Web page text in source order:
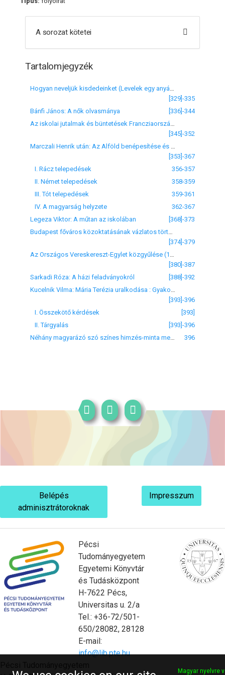
A sorozat kötetei
Tartalomjegyzék
[329]-335
Bánfi János: A nők olvasmánya
[336]-344
[345]-352
[353]-367
I. Rácz telepedések
356-357
II. Német telepedések
358-359
III. Tót telepedések
359-361
IV. A magyarság helyzete
362-367
Legeza Viktor: A műtan az iskolában
[368]-373
[374]-379
[380]-387
Sarkadi Róza: A házi feladványokról
[388]-392
[393]-396
I. Összekötő kérdések
[393]
II. Tárgyalás
[393]-396
396
Belépés
adminisztrátoroknak
Impresszum
Pécsi
Tudományegyetem
Egyetemi Könyvtár
és Tudásközpont
H-7622 Pécs,
Universitas u. 2/a
Tel.: +36-72/501-
650/28082, 28128
E-mail:
info@lib.pte.hu
Magyar nyelvre